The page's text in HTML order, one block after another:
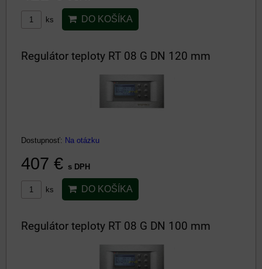
ks DO KOŠÍKA
Regulátor teploty RT 08 G DN 120 mm
Dostupnosť: Na otázku
407 € s DPH
ks DO KOŠÍKA
Regulátor teploty RT 08 G DN 100 mm